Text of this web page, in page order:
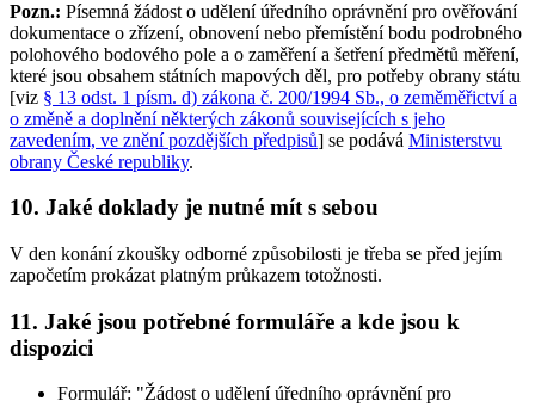
Pozn.: Písemná žádost o udělení úředního oprávnění pro ověřování
dokumentace o zřízení, obnovení nebo přemístění bodu podrobného
polohového bodového pole a o zaměření a šetření předmětů měření,
které jsou obsahem státních mapových děl, pro potřeby obrany státu
[viz § 13 odst. 1 písm. d) zákona č. 200/1994 Sb., o zeměměřictví a
o změně a doplnění některých zákonů souvisejících s jeho
zavedením, ve znění pozdějších předpisů] se podává Ministerstvu
obrany České republiky.
10. Jaké doklady je nutné mít s sebou
V den konání zkoušky odborné způsobilosti je třeba se před jejím
započetím prokázat platným průkazem totožnosti.
11. Jaké jsou potřebné formuláře a kde jsou k
dispozici
Formulář: "Žádost o udělení úředního oprávnění pro